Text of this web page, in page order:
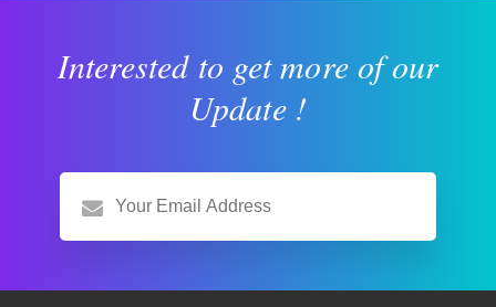
Interested to get more of our
Update !